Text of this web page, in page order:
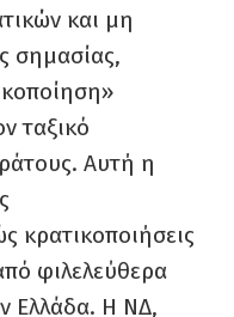
και μη
σημασίας,
ταξικό
Αυτή η
κρατικοποιήσεις
φιλελεύθερα
Ελλάδα. Η ΝΔ,